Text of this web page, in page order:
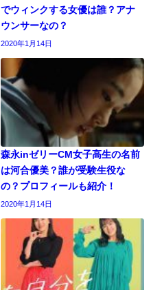
でウィンクする女優は誰？アナ
ウンサーなの？
2020年1月14日
森永inゼリーCM女子高生の名前
は河合優美？誰が受験生役な
の？プロフィールも紹介！
2020年1月14日